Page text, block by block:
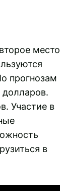
место
прогнозам
долларов.
Участие в
в